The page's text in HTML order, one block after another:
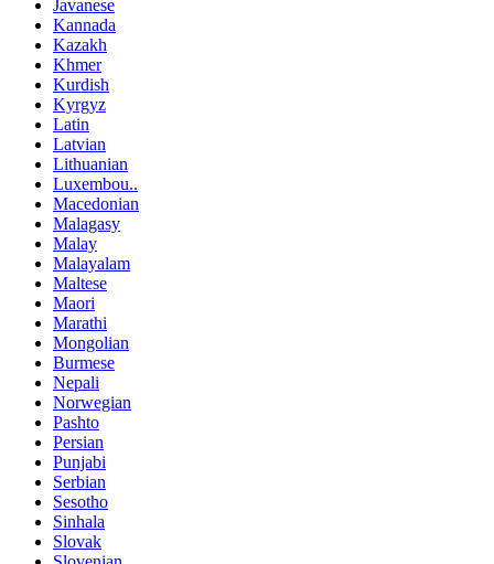
Javanese
Kannada
Kazakh
Khmer
Kurdish
Kyrgyz
Latin
Latvian
Lithuanian
Luxembou..
Macedonian
Malagasy
Malay
Malayalam
Maltese
Maori
Marathi
Mongolian
Burmese
Nepali
Norwegian
Pashto
Persian
Punjabi
Serbian
Sesotho
Sinhala
Slovak